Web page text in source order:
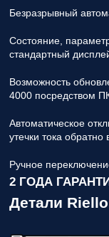
Безразрывный
Состояние,
стандартный
Возможность
4000 посредством
Автоматическое
утечки тока
Ручное
2 ГОДА
Детали